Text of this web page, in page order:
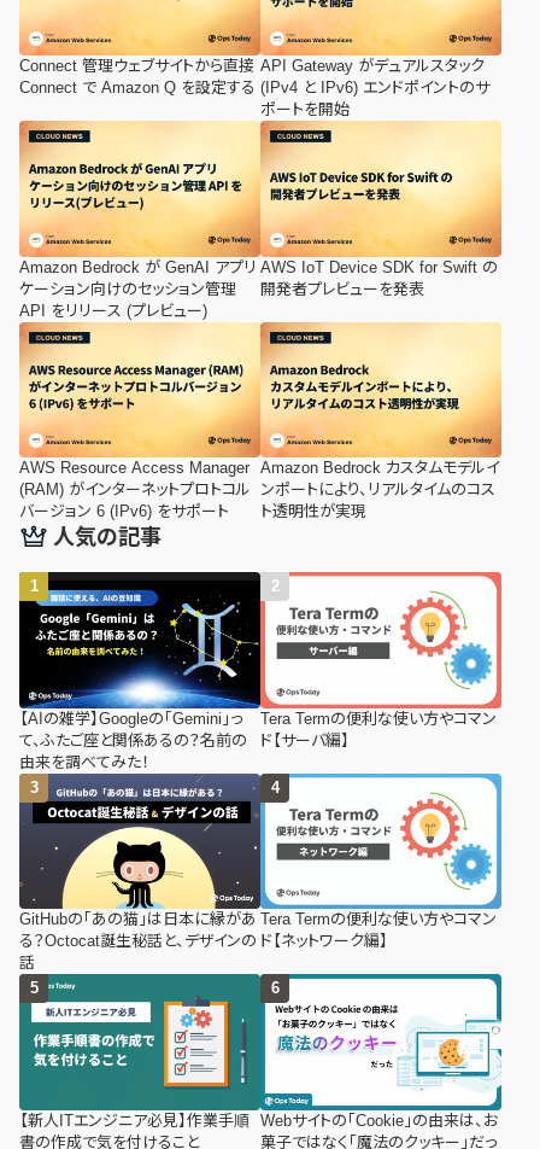
Connect 管理ウェブサイトから直接
Connect で Amazon Q を設定する
API Gateway がデュアルスタック
(IPv4 と IPv6) エンドポイントのサ
ポートを開始
Amazon Bedrock が GenAI アプリ
ケーション向けのセッション管理
API をリリース (プレビュー)
AWS IoT Device SDK for Swift の
開発者プレビューを発表
AWS Resource Access Manager
(RAM) がインターネットプロトコル
バージョン 6 (IPv6) をサポート
Amazon Bedrock カスタムモデルイ
ンポートにより、リアルタイムのコス
ト透明性が実現
人気の記事
【AIの雑学】Googleの「Gemini」っ
て、ふたご座と関係あるの？名前の
由来を調べてみた！
Tera Termの便利な使い方やコマン
ド【サーバ編】
GitHubの「あの猫」は日本に縁があ
る？Octocat誕生秘話と、デザインの
話
Tera Termの便利な使い方やコマン
ド【ネットワーク編】
【新人ITエンジニア必見】作業手順
書の作成で気を付けること
Webサイトの「Cookie」の由来は、お
菓子ではなく「魔法のクッキー」だっ